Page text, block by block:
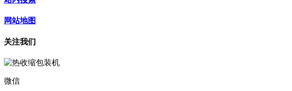
网站地图
关注我们
微信